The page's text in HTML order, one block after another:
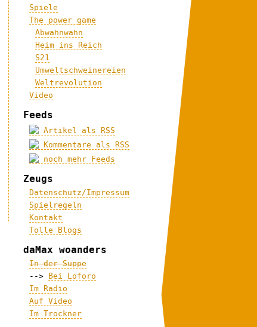
Spiele
The power game
Abwahnwahn
Heim ins Reich
S21
Umweltschweinereien
Weltrevolution
Video
Feeds
Artikel als RSS
Kommentare als RSS
noch mehr Feeds
Zeugs
Datenschutz/Impressum
Spielregeln
Kontakt
Tolle Blogs
daMax woanders
In der Suppe
-->
Bei Loforo
Im Radio
Auf Video
Im Trockner